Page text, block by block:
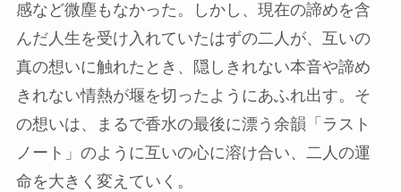
感など微塵もなかった。しかし、現在の諦めを含
んだ人生を受け入れていたはずの二人が、互いの
真の想いに触れたとき、隠しきれない本音や諦め
きれない情熱が堰を切ったようにあふれ出す。そ
の想いは、まるで香水の最後に漂う余韻「ラスト
ノート」のように互いの心に溶け合い、二人の運
命を大きく変えていく。